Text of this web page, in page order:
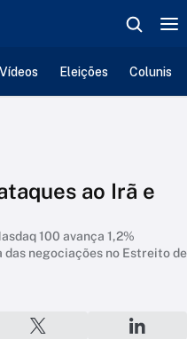
Vídeos Eleições
ao Irã e
100 avança 1,2%
negociações no Estreito de